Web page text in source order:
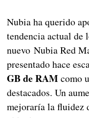
Nubia ha querido
tendencia actual de
nuevo Nubia Red
presentado hace
GB de RAMcomo
destacados. Un
mejoraría la fluidez